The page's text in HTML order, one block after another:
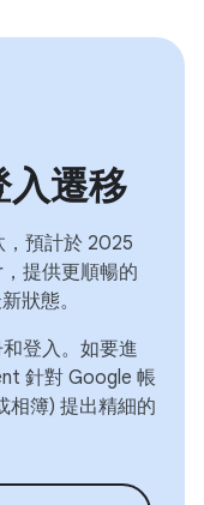
入遷移
預計於 2025
提供更順暢的
狀態。
登入。如要進
針對 Google 帳
相簿) 提出精細的